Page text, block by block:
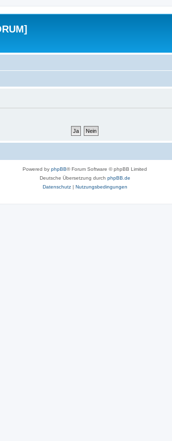
Powered by phpBB® Forum Software © phpBB Limited
Deutsche Übersetzung durch phpBB.de
Datenschutz| Nutzungsbedingungen